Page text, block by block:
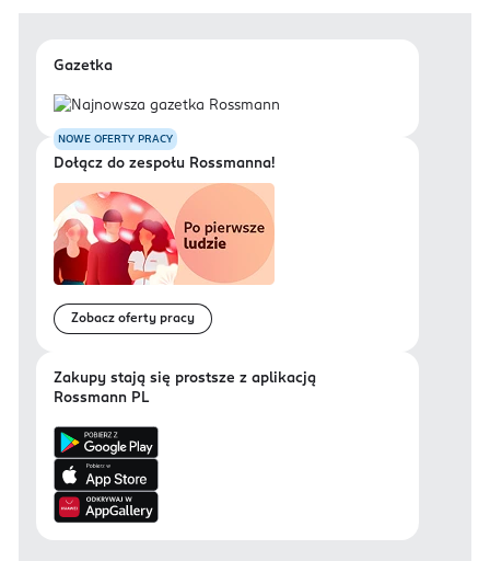
Gazetka
NOWE OFERTY PRACY
Dołącz do zespołu Rossmanna!
Zobacz oferty pracy
Zakupy stają się prostsze z aplikacją
Rossmann PL